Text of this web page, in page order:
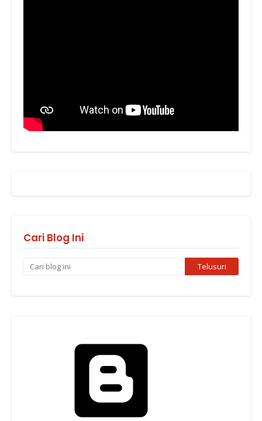
Cari Blog Ini